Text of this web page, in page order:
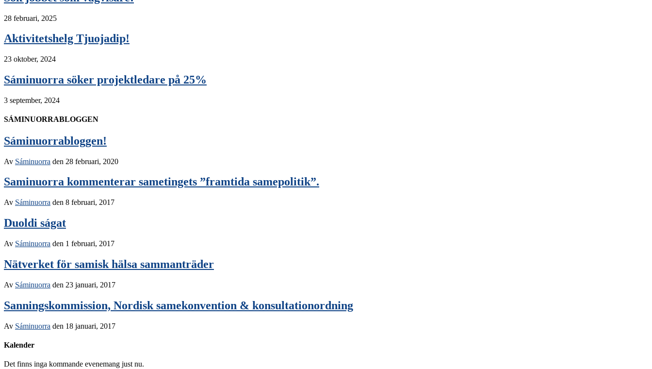
28 februari, 2025
Aktivitetshelg Tjuojadip!
23 oktober, 2024
Sáminuorra söker projektledare på 25%
3 september, 2024
SÁMINUORRABLOGGEN
Sáminuorrabloggen!
Av Sáminuorra den 28 februari, 2020
Saminuorra kommenterar sametingets ”framtida samepolitik”.
Av Sáminuorra den 8 februari, 2017
Duoldi ságat
Av Sáminuorra den 1 februari, 2017
Nätverket för samisk hälsa sammanträder
Av Sáminuorra den 23 januari, 2017
Sanningskommission, Nordisk samekonvention & konsultationordning
Av Sáminuorra den 18 januari, 2017
Kalender
Det finns inga kommande evenemang just nu.